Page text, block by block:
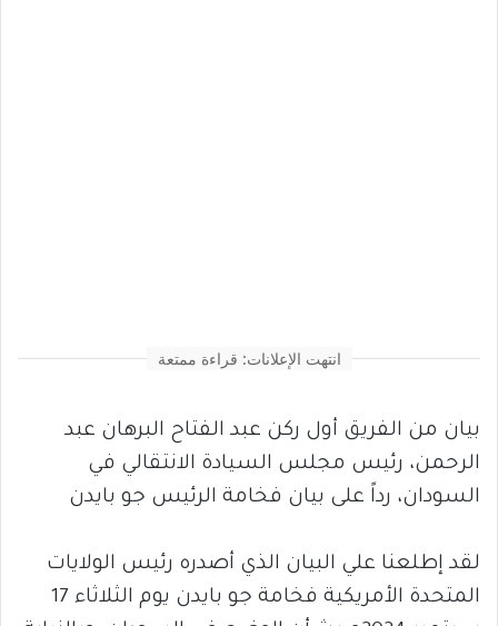
انتهت الإعلانات: قراءة ممتعة
بيان من الفريق أول ركن عبد الفتاح البرهان عبد
الرحمن، رئيس مجلس السيادة الانتقالي في
السودان، رداً على بيان فخامة الرئيس جو بايدن
لقد إطلعنا علي البيان الذي أصدره رئيس الولايات
المتحدة الأمريكية فخامة جو بايدن يوم الثلاثاء 17